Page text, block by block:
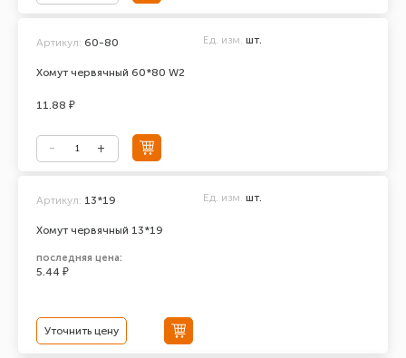
Хомут червячный 60*80 W2
Артикул: 60-80 Ед. изм. шт.
11.88 ₽
Хомут червячный 13*19
Артикул: 13*19 Ед. изм. шт.
последняя цена:
5.44 ₽
Уточнить цену